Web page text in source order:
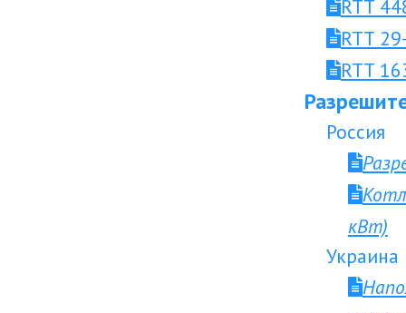
RTT
RTT
RTT
Россия
кВт)
Украина